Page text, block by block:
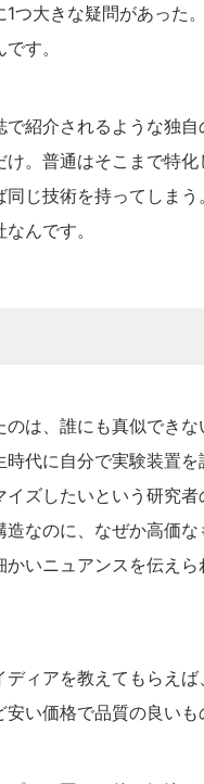
つ大きな疑問があっ
す。
紹介されるような独
。普通はそこまで特
じ技術を持ってしま
んです。
は、誰にも真似でき
代に自分で実験装置
ズしたいという研究
なのに、なぜか高価
いニュアンスを伝え
ィアを教えてもらえ
い価格で品質の良いも